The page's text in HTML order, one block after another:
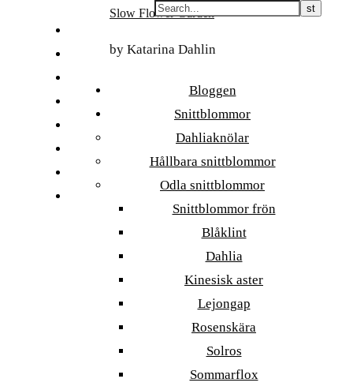
Slow Flower Garden
by Katarina Dahlin
Bloggen
Snittblommor
Dahliaknölar
Hållbara snittblommor
Odla snittblommor
Snittblommor frön
Blåklint
Dahlia
Kinesisk aster
Lejongap
Rosenskära
Solros
Sommarflox